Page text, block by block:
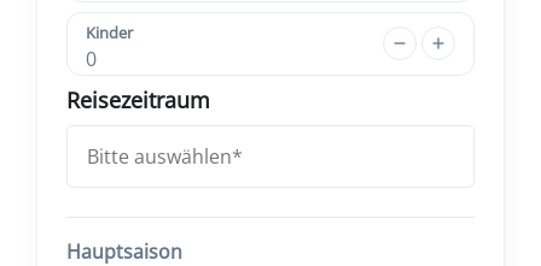
Kinder
0
Reisezeitraum
Hauptsaison